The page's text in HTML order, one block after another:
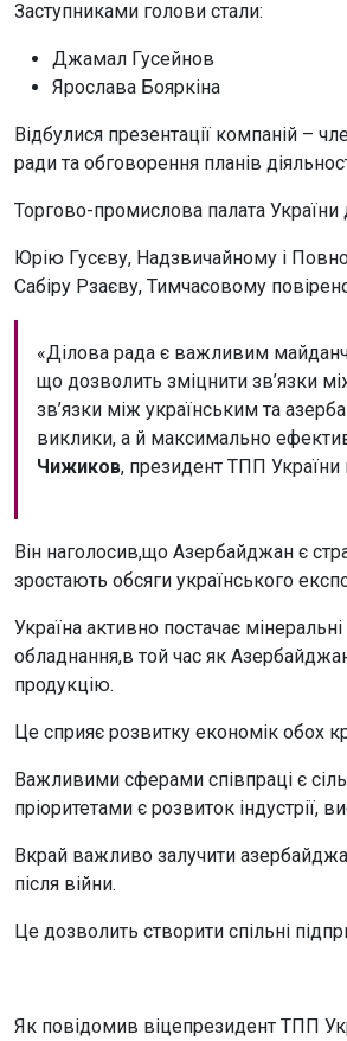
Заступниками голови стали:
Джамал Гусейнов
Ярослава Бояркіна
Відбулися презентації компаній –
ради та обговорення планів
Торгово-промислова палата України
Юрію Гусєву, Надзвичайному і
Сабіру Рзаєву, Тимчасовому
«Ділова рада є важливим
що дозволить зміцнити зв’язки
зв’язки між українським та
виклики, а й максимально
Чижиков, президент ТПП України
Він наголосив,що Азербайджан є
зростають обсяги українського
Україна активно постачає
обладнання,в той час як
продукцію.
Це сприяє розвитку економік обох
Важливими сферами співпраці є
пріоритетами є розвиток індустрії,
Вкрай важливо залучити
після війни.
Це дозволить створити спільні
Як повідомив віцепрезидент ТПП